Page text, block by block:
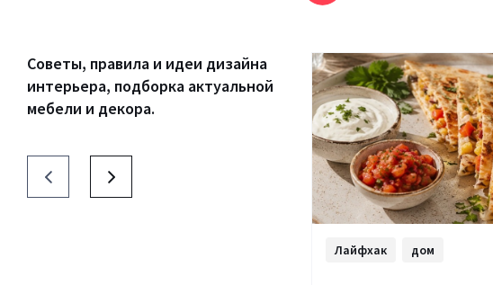
Советы, правила и идеи дизайна
интерьера, подборка актуальной
мебели и декора.
Лайфхак дом